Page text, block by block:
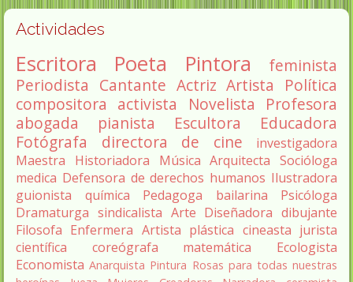
Actividades
Escritora Poeta Pintora
feminista
Periodista Cantante Actriz Artista
Política
compositora activista Novelista
Profesora
abogada
pianista Escultora
Educadora
Fotógrafa
directora de cine
investigadora
Maestra
Historiadora Música Arquitecta Socióloga
medica Defensora de derechos humanos Ilustradora
guionista
química Pedagoga bailarina
Psicóloga
Dramaturga sindicalista Arte Diseñadora dibujante
Filosofa Enfermera Artista plástica cineasta jurista
científica
coreógrafa matemática
Ecologista
Economista Anarquista Pintura Rosas para todas nuestras